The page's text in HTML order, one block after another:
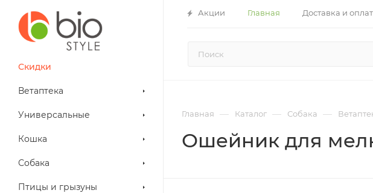
Акции Главная Доставка и
Скидки
Ветаптека
Универсальные
Кошка
Собака
Птицы и грызуны
Главная — Каталог — Собака —
Ошейник для